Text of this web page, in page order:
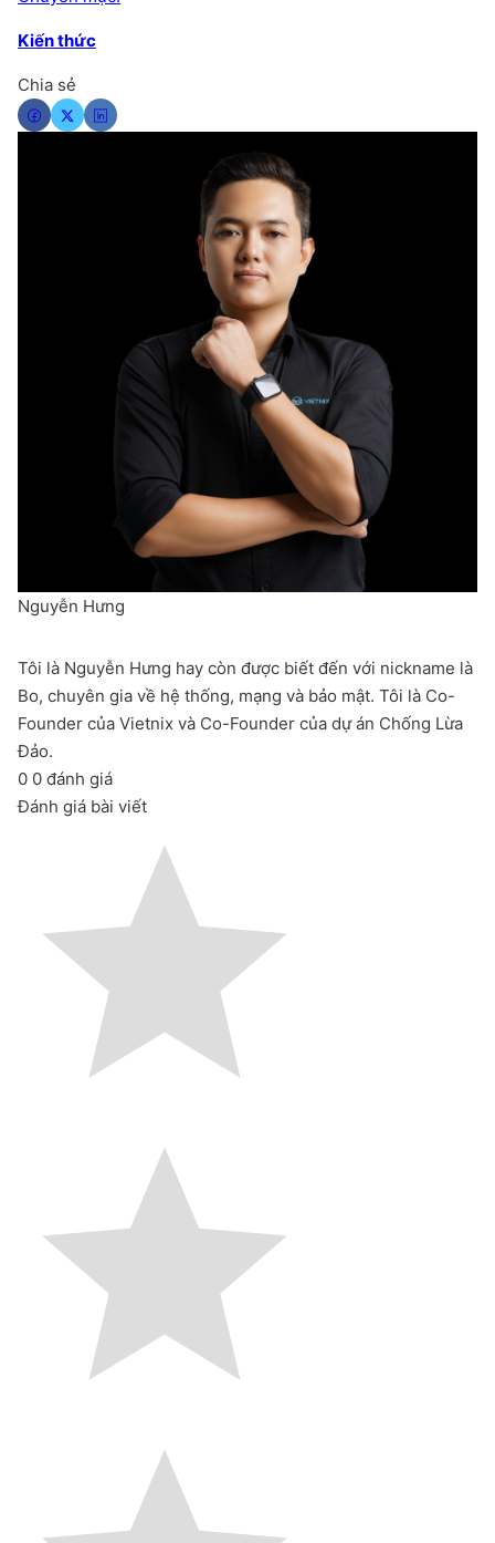
Kiến thức
Chia sẻ
Nguyễn Hưng
Tôi là Nguyễn Hưng hay còn được biết đến với nickname là
Bo, chuyên gia về hệ thống, mạng và bảo mật. Tôi là Co-
Founder của Vietnix và Co-Founder của dự án Chống Lừa
Đảo.
0 0 đánh giá
Đánh giá bài viết